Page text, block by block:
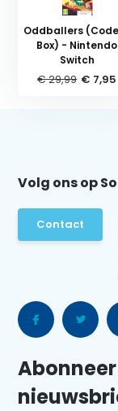
Oddballers
Box) - Nintendo
Switch
€ 29,99 € 7,95
Volg ons op
Contact